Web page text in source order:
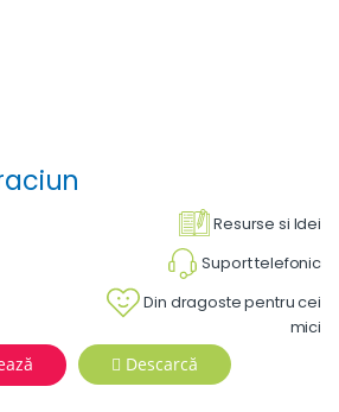
Resurse si Idei
Suport telefonic
Din dragoste pentru cei
mici
Descarcă